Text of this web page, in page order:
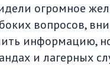
огромное
вопросов,
информацию,
и лагерных